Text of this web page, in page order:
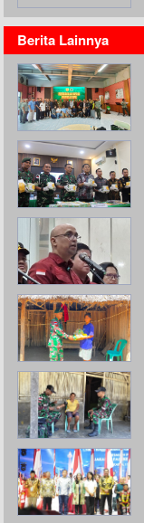
Berita Lainnya